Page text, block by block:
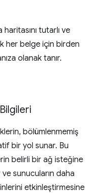
tutarlı ve
her belge için birden
olanak tanır.
bölümlenmemiş
bir yol sunar. Bu
belirli bir ağ isteğine
sunucuların daha
etkinleştirmesine